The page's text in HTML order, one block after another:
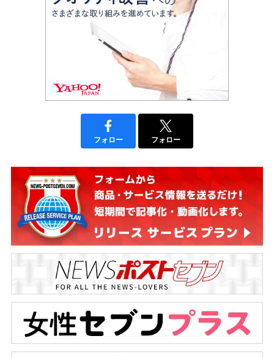
フォロー フォロー